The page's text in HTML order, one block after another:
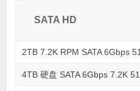
SATA HD
2TB 7.2K RPM SATA 6Gbps
4TB 硬盘 SATA 6Gbps 7.2K